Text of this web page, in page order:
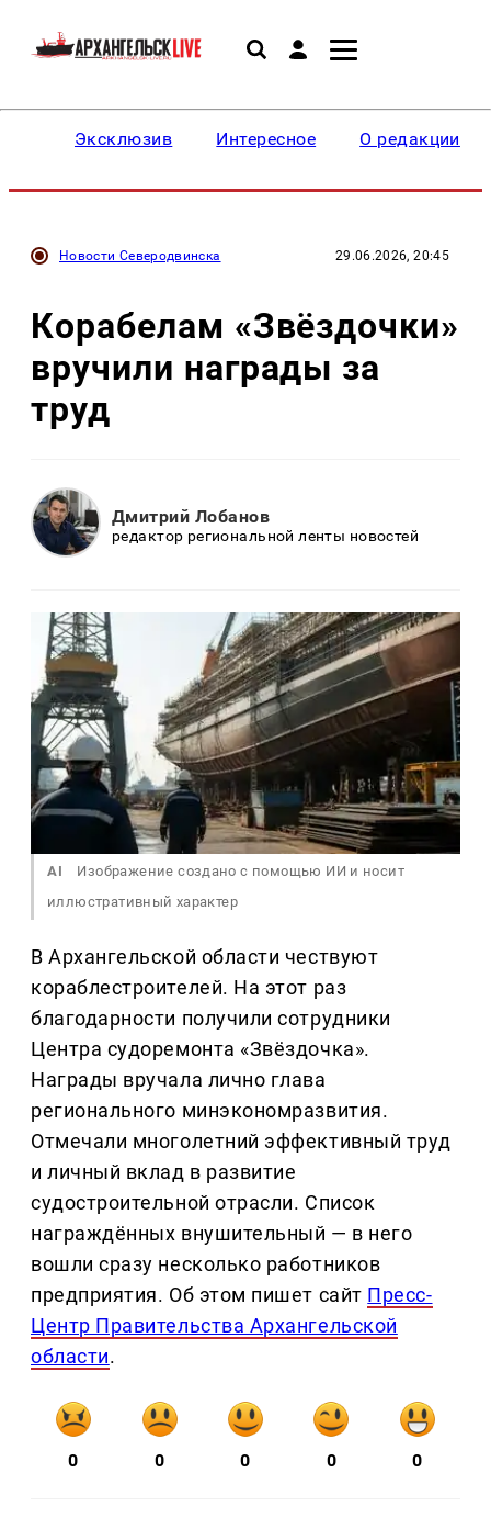
Эксклюзив Интересное О редакции
Новости Северодвинска 29.06.2026, 20:45
Корабелам «Звёздочки»
вручили награды за
труд
Дмитрий Лобанов
редактор региональной ленты новостей
AI
Изображение создано с помощью ИИ и носит
иллюстративный характер
В Архангельской области чествуют
кораблестроителей. На этот раз
благодарности получили сотрудники
Центра судоремонта «Звёздочка».
Награды вручала лично глава
регионального минэкономразвития.
Отмечали многолетний эффективный труд
и личный вклад в развитие
судостроительной отрасли. Список
награждённых внушительный — в него
вошли сразу несколько работников
предприятия. Об этом пишет сайт Пресс-
Центр Правительства Архангельской
области.
0 0 0 0 0